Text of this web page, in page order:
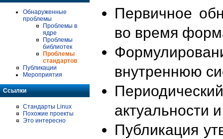
Обнаруженные
проблемы
Проблемы в
ядре
Проблемы
библиотек
Проблемы
стандартов
Публикации
Мероприятия
Ссылки
Стандарты Linux
Похожие проекты
Это интересно
Первичное
во время
внутреннюю
актуальности
Публикация